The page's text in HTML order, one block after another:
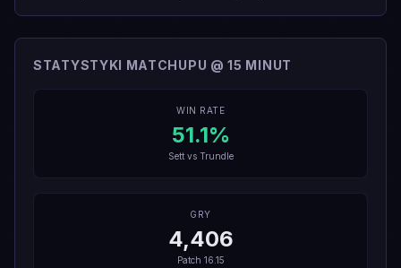
STATYSTYKI MATCHUPU @ 15 MINUT
WIN RATE
51.1%
Settvs Trundle
GRY
4,406
Patch 16.15